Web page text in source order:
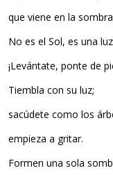
que viene en la
No es el Sol, es una
¡Levántate, ponte de
Tiembla con su luz;
sacúdete como los
empieza a gritar.
Formen una sola